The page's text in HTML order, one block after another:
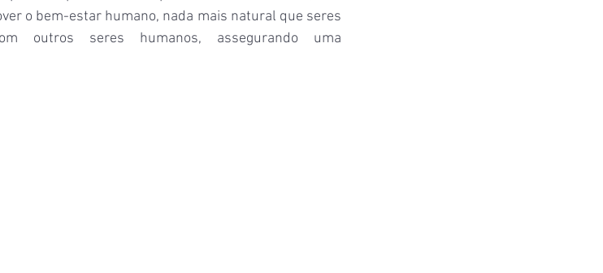
o bem-estar humano, nada mais natural que seres
outros seres humanos, assegurando uma